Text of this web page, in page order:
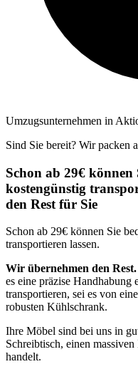
Umzugsunternehmen in
Sind Sie bereit? Wir packen
Schon ab 29€ können
kostengünstig
den Rest für Sie
Schon ab 29€ können Sie
transportieren lassen.
Wir übernehmen den Rest.
es eine präzise
transportieren, sei es von
robusten Kühlschrank.
Ihre Möbel sind bei uns in
Schreibtisch, einen
handelt.